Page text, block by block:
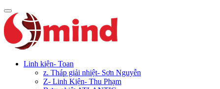
Linh kiện- Toan
z. Tháp giải nhiệt- Sơn Nguyễn
Z- Linh Kiện- Thu Phạm